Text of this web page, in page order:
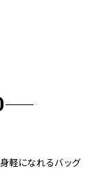
軽になれるバッグ